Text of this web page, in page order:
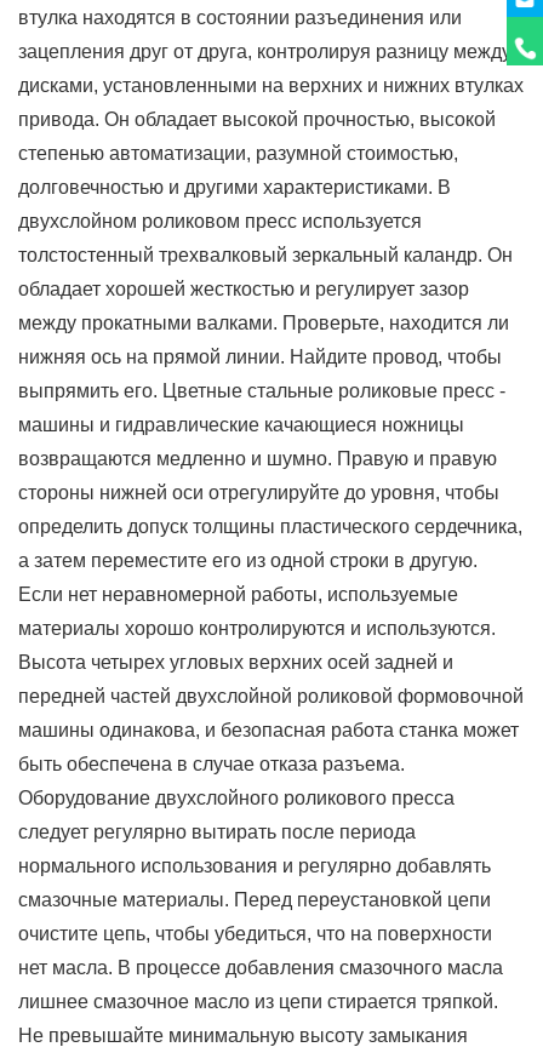
втулка находятся в состоянии разъединения или
зацепления друг от друга, контролируя разницу между
дисками, установленными на верхних и нижних втулках
привода. Он обладает высокой прочностью, высокой
степенью автоматизации, разумной стоимостью,
долговечностью и другими характеристиками. В
двухслойном роликовом пресс используется
толстостенный трехвалковый зеркальный каландр. Он
обладает хорошей жесткостью и регулирует зазор
между прокатными валками. Проверьте, находится ли
нижняя ось на прямой линии. Найдите провод, чтобы
выпрямить его. Цветные стальные роликовые пресс -
машины и гидравлические качающиеся ножницы
возвращаются медленно и шумно. Правую и правую
стороны нижней оси отрегулируйте до уровня, чтобы
определить допуск толщины пластического сердечника,
а затем переместите его из одной строки в другую.
Если нет неравномерной работы, используемые
материалы хорошо контролируются и используются.
Высота четырех угловых верхних осей задней и
передней частей двухслойной роликовой формовочной
машины одинакова, и безопасная работа станка может
быть обеспечена в случае отказа разъема.
Оборудование двухслойного роликового пресса
следует регулярно вытирать после периода
нормального использования и регулярно добавлять
смазочные материалы. Перед переустановкой цепи
очистите цепь, чтобы убедиться, что на поверхности
нет масла. В процессе добавления смазочного масла
лишнее смазочное масло из цепи стирается тряпкой.
Не превышайте минимальную высоту замыкания